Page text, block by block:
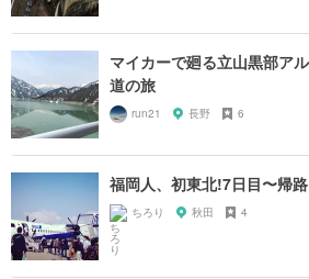
マイカーで廻る立山黒部ア
道の旅
run21 長野 6
福岡人、初東北!7日目〜帰路
ちろり 秋田 4